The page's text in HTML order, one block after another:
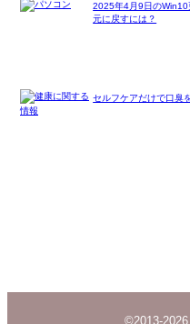
2025年4月9日のWin10
元に戻すには？
セルフケアだけで口臭
©2013-